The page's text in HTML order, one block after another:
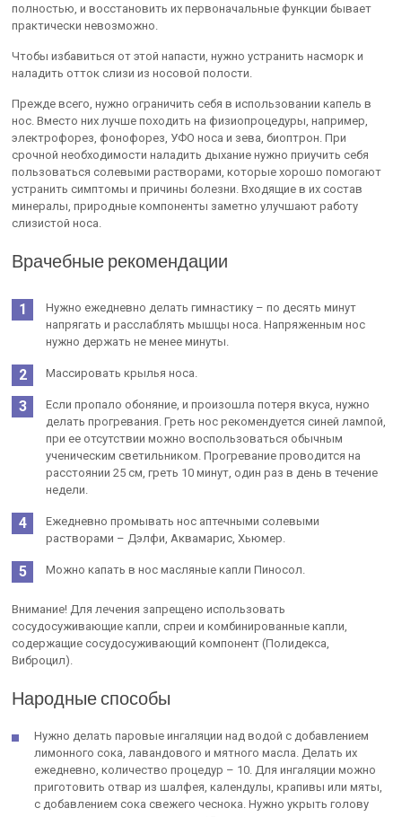
полностью, и восстановить их первоначальные функции бывает
практически невозможно.
Чтобы избавиться от этой напасти, нужно устранить насморк и
наладить отток слизи из носовой полости.
Прежде всего, нужно ограничить себя в использовании капель в
нос. Вместо них лучше походить на физиопроцедуры, например,
электрофорез, фонофорез, УФО носа и зева, биоптрон. При
срочной необходимости наладить дыхание нужно приучить себя
пользоваться солевыми растворами, которые хорошо помогают
устранить симптомы и причины болезни. Входящие в их состав
минералы, природные компоненты заметно улучшают работу
слизистой носа.
Врачебные рекомендации
Нужно ежедневно делать гимнастику – по десять минут
напрягать и расслаблять мышцы носа. Напряженным нос
нужно держать не менее минуты.
Массировать крылья носа.
Если пропало обоняние, и произошла потеря вкуса, нужно
делать прогревания. Греть нос рекомендуется синей лампой,
при ее отсутствии можно воспользоваться обычным
ученическим светильником. Прогревание проводится на
расстоянии 25 см, греть 10 минут, один раз в день в течение
недели.
Ежедневно промывать нос аптечными солевыми
растворами – Дэлфи, Аквамарис, Хьюмер.
Можно капать в нос масляные капли Пиносол.
Внимание! Для лечения запрещено использовать
сосудосуживающие капли, спреи и комбинированные капли,
содержащие сосудосуживающий компонент (Полидекса,
Виброцил).
Народные способы
Нужно делать паровые ингаляции над водой с добавлением
лимонного сока, лавандового и мятного масла. Делать их
ежедневно, количество процедур – 10. Для ингаляции можно
приготовить отвар из шалфея, календулы, крапивы или мяты,
с добавлением сока свежего чеснока. Нужно укрыть голову